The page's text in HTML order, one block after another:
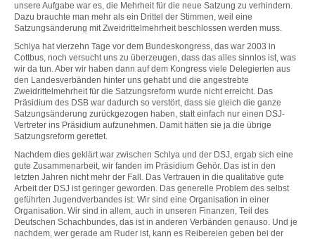
unsere Aufgabe war es, die Mehrheit für die neue Satzung zu verhindern.
Dazu brauchte man mehr als ein Drittel der Stimmen, weil eine
Satzungsänderung mit Zweidrittelmehrheit beschlossen werden muss.
Schlya hat vierzehn Tage vor dem Bundeskongress, das war 2003 in
Cottbus, noch versucht uns zu überzeugen, dass das alles sinnlos ist, was
wir da tun. Aber wir haben dann auf dem Kongress viele Delegierten aus
den Landesverbänden hinter uns gehabt und die angestrebte
Zweidrittelmehrheit für die Satzungsreform wurde nicht erreicht. Das
Präsidium des DSB war dadurch so verstört, dass sie gleich die ganze
Satzungsänderung zurückgezogen haben, statt einfach nur einen DSJ-
Vertreter ins Präsidium aufzunehmen. Damit hätten sie ja die übrige
Satzungsreform gerettet.
Nachdem dies geklärt war zwischen Schlya und der DSJ, ergab sich eine
gute Zusammenarbeit, wir fanden im Präsidium Gehör. Das ist in den
letzten Jahren nicht mehr der Fall. Das Vertrauen in die qualitative gute
Arbeit der DSJ ist geringer geworden. Das generelle Problem des selbst
geführten Jugendverbandes ist: Wir sind eine Organisation in einer
Organisation. Wir sind in allem, auch in unseren Finanzen, Teil des
Deutschen Schachbundes, das ist in anderen Verbänden genauso. Und je
nachdem, wer gerade am Ruder ist, kann es Reibereien geben bei der